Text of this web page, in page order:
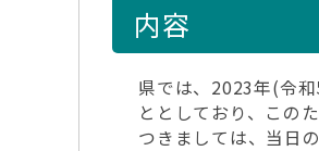
内容
県では、2023年(令
ととしており、この
つきましては、当日